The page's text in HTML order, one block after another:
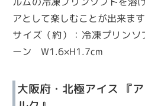
アとして楽しむことが出来ます
サイズ（約）：冷凍プリン
ーン W1.6×H1.7cm
大阪府・北極アイス 『